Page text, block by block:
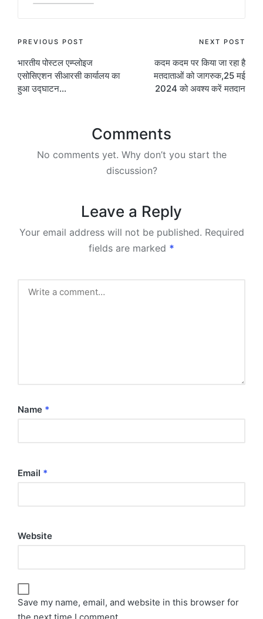
Post
navigation
PREVIOUS POST
भारतीय पोस्टल एम्प्लोइज
एसोसिएशन सीआरसी कार्यालय का
हुआ उद्घाटन…
NEXT POST
कदम कदम पर किया जा रहा है
मतदाताओं को जागरुक,25 मई
2024 को अवश्य करें मतदान
Comments
No comments yet. Why don’t you start the
discussion?
Leave a Reply
Your email address will not be published. Required
fields are marked *
Name *
Email *
Website
Save my name, email, and website in this browser for